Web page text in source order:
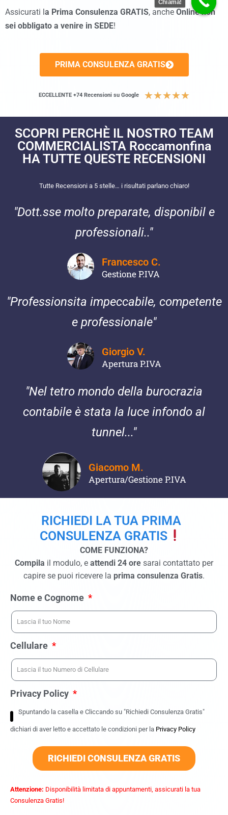
Assicurati la Prima Consulenza GRATIS, anche Online non
sei obbligato a venire in SEDE!
PRIMA CONSULENZA GRATIS
ECCELLENTE +74 Recensioni su Google ★★★★★
SCOPRI PERCHÈ IL NOSTRO TEAM
COMMERCIALISTA Roccamonfina
HA TUTTE QUESTE RECENSIONI​
Tutte Recensioni a 5 stelle… i risultati parlano chiaro!
"Dott.sse molto preparate, disponibil e
professionali.."
Francesco C.
Gestione P.IVA
"Professionsita impeccabile, competente
e professionale"
Giorgio V.
Apertura P.IVA
"Nel tetro mondo della burocrazia
contabile è stata la luce infondo al
tunnel..."
Giacomo M.
Apertura/Gestione P.IVA
RICHIEDI LA TUA PRIMA
CONSULENZA GRATIS
COME FUNZIONA?
Compila il modulo, e attendi 24 ore sarai contattato per
capire se puoi ricevere la prima consulenza Gratis.
Nome e Cognome
Cellulare
Privacy Policy
Spuntando la casella e Cliccando su "Richiedi Consulenza Gratis"
dichiari di aver letto e accettato le condizioni per la Privacy Policy
RICHIEDI CONSULENZA GRATIS
Attenzione: Disponibilità limitata di appuntamenti, assicurati la tua
Consulenza Gratis!
Chiama!